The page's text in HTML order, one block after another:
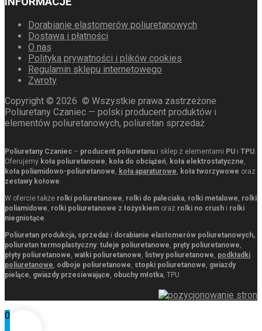
Dorabianie elastomerów poliuretanowych
Dostawa i płatności
O nas
Polityka prywatności i plików cookies
Regulamin sklepu internetowego
Zwroty
Copyright © 2026 © Wszystkie prawa zastrzeżone
Poliuretany Czaniec — polski producent produktów i
elementów poliuretanowych, poliuretan sprzedaż
Poliuretany Czaniec – producent poliuretanu i sklep z elementami PU i TPU
Oferujemy koła poliuretanowe koła do obciążeń koła elektrostatyczne
koła poliamidowo-poliuretanowe
koła aparaturowe koła tworzywowe oraz
zestawy kołowe
W ofercie także rolki poliuretanowe rolki do paleciaka rolki metalowe rolki
poliamidowe rolki poliuretanowe z łożyskiem oraz rolki no crush i rolki
niegniotące
Poliuretan produkcja, sprzedaż i dorabianie elastomerów poliuretanowych,
poliuretan termoplastyczny: tuleje poliuretanowe pręty poliuretanowe
płyty poliuretanowe wałki poliuretanowe listwy poliuretanowe podkładki
poliuretanowe odboje poliuretanowe stopki poliuretanowe gwiazdy
pielące gwiazdy przesiewające obuchy młotka , TPU.
0